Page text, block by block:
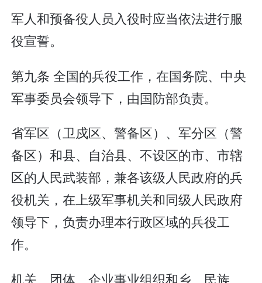
军人和预备役人员入役时应当依法进行服
役宣誓。
第九条 全国的兵役工作，在国务院、中央
军事委员会领导下，由国防部负责。
省军区（卫戍区、警备区）、军分区（警
备区）和县、自治县、不设区的市、市辖
区的人民武装部，兼各该级人民政府的兵
役机关，在上级军事机关和同级人民政府
领导下，负责办理本行政区域的兵役工
作。
机关、团体、企业事业组织和乡、民族